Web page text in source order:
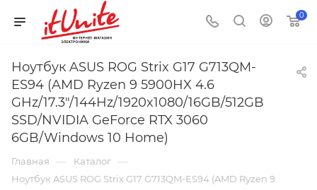
0
Ноутбук ASUS ROG Strix G17 G713QM-
ES94 (AMD Ryzen 9 5900HX 4.6
GHz/17.3"/144Hz/1920x1080/16GB/512GB
SSD/NVIDIA GeForce RTX 3060
6GB/Windows 10 Home)
Главная — Каталог —
Ноутбук ASUS ROG Strix G17 G713QM-ES94 (AMD Ryzen 9